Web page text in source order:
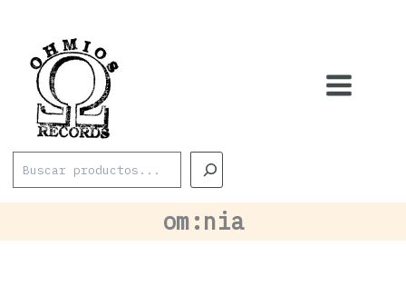
contenido
om:nia